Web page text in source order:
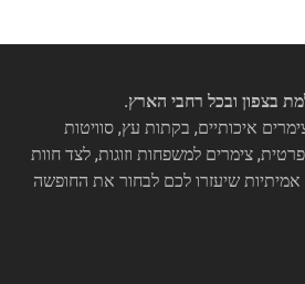
בצפון ובכל רחבי הארץ.
איכותיים, בקתות עץ, סוויטות
צימרים למשפחות וזוגות, לצד חוות
אמיתיות שיעזרו לכם לבחור את החופשה